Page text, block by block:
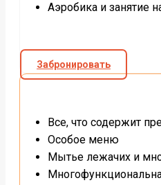
Аэробика и занятие
Забронировать
Все, что содержит
Особое меню
Мытье лежачих и